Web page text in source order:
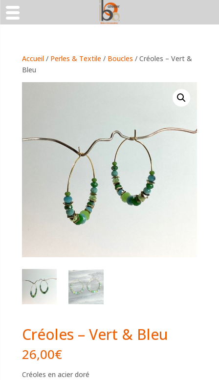
Accueil/ Perles & Textile/ Boucles / Créoles – Vert &
Bleu
Créoles – Vert & Bleu
26,00€
Créoles en acier doré